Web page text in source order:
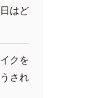
はど
クを
され